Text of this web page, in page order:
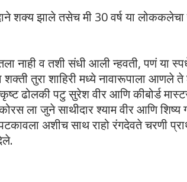
शक्य झाले तसेच मी 30 वर्ष या
नाही व तशी संधी आली न्हवती, पणं या
तुरा शाहिरी मध्ये नावारूपाला आणले ते
ढोलकी पटु सुरेश वीर आणि कीबोर्ड
ला जुने साथीदार श्याम वीर आणि
अशीच साथ राहो रंगदेवते चरणी